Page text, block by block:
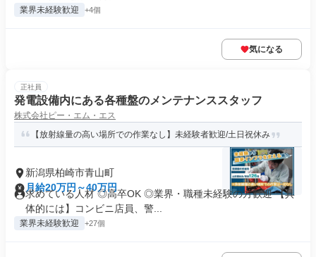
業界未経験歓迎 +4個
気になる
正社員
発電設備内にある各種盤のメンテナンススタッフ
株式会社ピー・エム・エス
【放射線量の高い場所での作業なし】未経験者歓迎/土日祝休み
新潟県柏崎市青山町
月給20万円～40万円
求めている人材 ◎高卒OK ◎業界・職種未経験の方歓迎 【具
体的には】コンビニ店員、警...
業界未経験歓迎 +27個